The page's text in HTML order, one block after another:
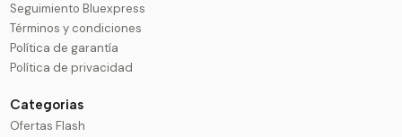
Seguimiento Bluexpress
Términos y condiciones
Política de garantía
Política de privacidad
Categorias
Ofertas Flash